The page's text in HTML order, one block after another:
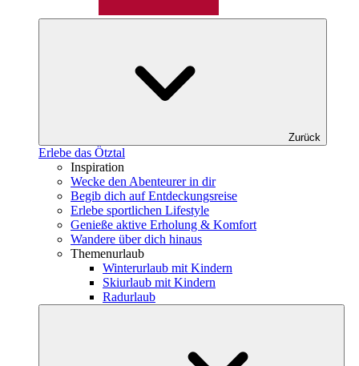
Zurück
Erlebe das Ötztal
Inspiration
Wecke den Abenteurer in dir
Begib dich auf Entdeckungsreise
Erlebe sportlichen Lifestyle
Genieße aktive Erholung & Komfort
Wandere über dich hinaus
Themenurlaub
Winterurlaub mit Kindern
Skiurlaub mit Kindern
Radurlaub